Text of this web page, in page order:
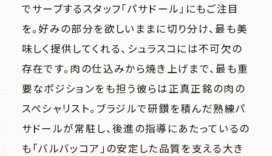
でサーブするスタッフ「パサドール」にもご注目
を。好みの部分を欲しいままに切り分け、最も美
味しく提供してくれる、シュラスコには不可欠の
存在です。肉の仕込みから焼き上げまで、最も重
要なポジションをも担う彼らは正真正銘の肉の
スペシャリスト。ブラジルで研鑚を積んだ熟練パ
サドールが常駐し、後進の指導にあたっているの
も「バルバッコア」の安定した品質を支える大き